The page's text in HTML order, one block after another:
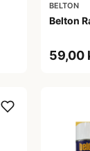
BELTON
Belton
59,00